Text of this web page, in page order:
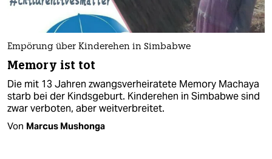
Empörung über Kinderehen in Simbabwe
Memory ist tot
Die mit 13 Jahren zwangsverheiratete Memory Machaya
starb bei der Kindsgeburt. Kinderehen in Simbabwe sind
zwar verboten, aber weitverbreitet.
Von Marcus Mushonga